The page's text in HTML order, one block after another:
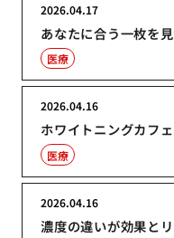
あなたに合う一枚を
2026.04.17
医療
ホワイトニングカフ
2026.04.16
医療
濃度の違いが効果と
2026.04.16